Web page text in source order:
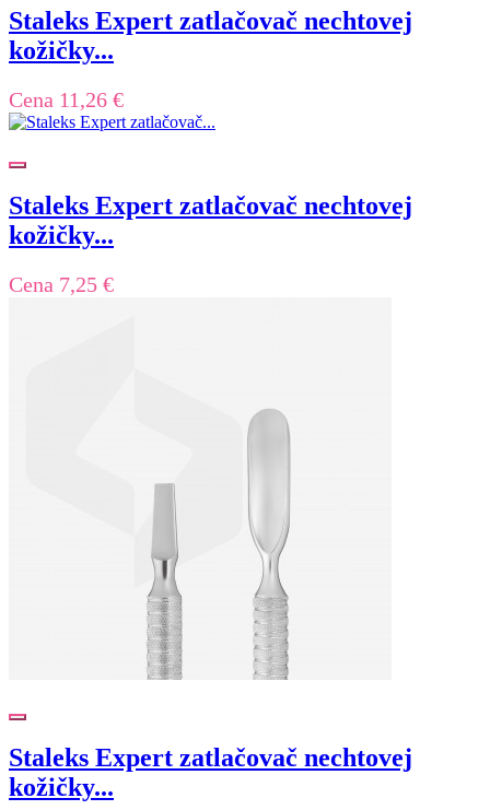
Staleks Expert zatlačovač nechtovej
kožičky...
Cena 11,26 €
Staleks Expert zatlačovač nechtovej
kožičky...
Cena 7,25 €
Staleks Expert zatlačovač nechtovej
kožičky...